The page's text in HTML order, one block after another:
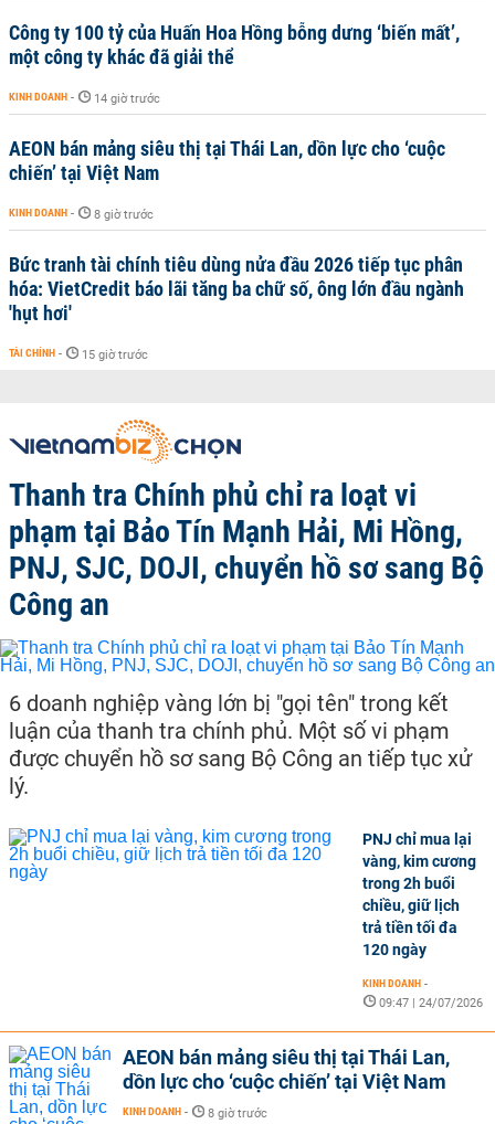
Công ty 100 tỷ của Huấn Hoa Hồng bỗng dưng ‘biến mất’,
một công ty khác đã giải thể
KINH DOANH - 14 giờ trước
AEON bán mảng siêu thị tại Thái Lan, dồn lực cho ‘cuộc
chiến’ tại Việt Nam
KINH DOANH - 8 giờ trước
Bức tranh tài chính tiêu dùng nửa đầu 2026 tiếp tục phân
hóa: VietCredit báo lãi tăng ba chữ số, ông lớn đầu ngành
'hụt hơi'
TÀI CHÍNH - 15 giờ trước
Thanh tra Chính phủ chỉ ra loạt vi
phạm tại Bảo Tín Mạnh Hải, Mi Hồng,
PNJ, SJC, DOJI, chuyển hồ sơ sang Bộ
Công an
6 doanh nghiệp vàng lớn bị "gọi tên" trong kết
luận của thanh tra chính phủ. Một số vi phạm
được chuyển hồ sơ sang Bộ Công an tiếp tục xử
lý.
PNJ chỉ mua lại
vàng, kim cương
trong 2h buổi
chiều, giữ lịch
trả tiền tối đa
120 ngày
KINH DOANH -
09:47 | 24/07/2026
AEON bán mảng siêu thị tại Thái Lan,
dồn lực cho ‘cuộc chiến’ tại Việt Nam
KINH DOANH - 8 giờ trước